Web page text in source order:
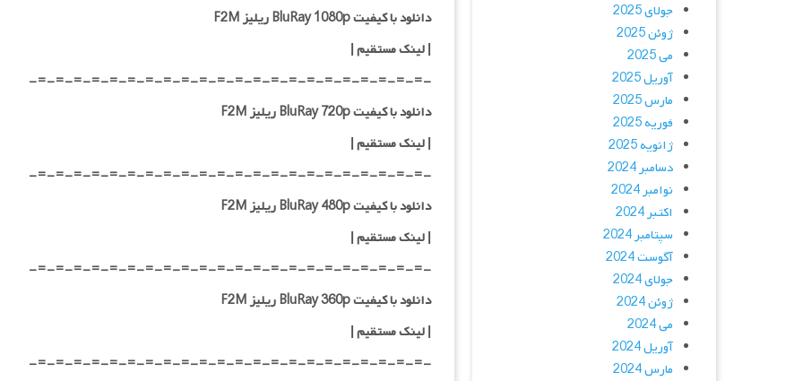
دانلود با کیفیت BluRay 1080p ریلیز F2M
|لینک مستقیم|
-=-=-=-=-=-=-=-=-=-=-=-=-=-=-=-=-=-=-=-=-=-=-
دانلود با کیفیت BluRay 720p ریلیز F2M
| لینک مستقیم|
-=-=-=-=-=-=-=-=-=-=-=-=-=-=-=-=-=-=-=-=-=-=-
دانلود با کیفیت BluRay 480p ریلیز F2M
| لینک مستقیم|
-=-=-=-=-=-=-=-=-=-=-=-=-=-=-=-=-=-=-=-=-=-=-
دانلود با کیفیت BluRay 360p ریلیز F2M
| لینک مستقیم|
-=-=-=-=-=-=-=-=-=-=-=-=-=-=-=-=-=-=-=-=-=-=-
جولای 2025
ژوئن 2025
می 2025
آوریل 2025
مارس 2025
فوریه 2025
ژانویه 2025
دسامبر 2024
نوامبر 2024
اکتبر 2024
سپتامبر 2024
آگوست 2024
جولای 2024
ژوئن 2024
می 2024
آوریل 2024
مارس 2024